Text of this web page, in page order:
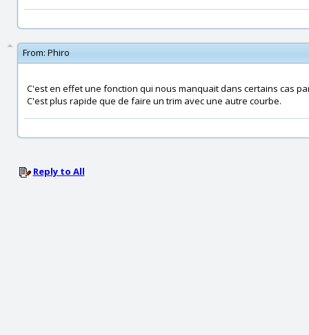
From: Phiro
C'est en effet une fonction qui nous manquait dans certains cas
C'est plus rapide que de faire un trim avec une autre courbe.
Reply to All